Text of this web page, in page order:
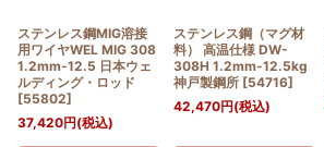
ステンレス鋼MIG溶接
用ワイヤWEL MIG 308
1.2mm-12.5 日本ウェ
ルディング・ロッド
[55802]
37,420円(税込)
ステンレス鋼（マグ材
料） 高温仕様 DW-
308H 1.2mm-12.5kg
神戸製鋼所 [54716]
42,470円(税込)